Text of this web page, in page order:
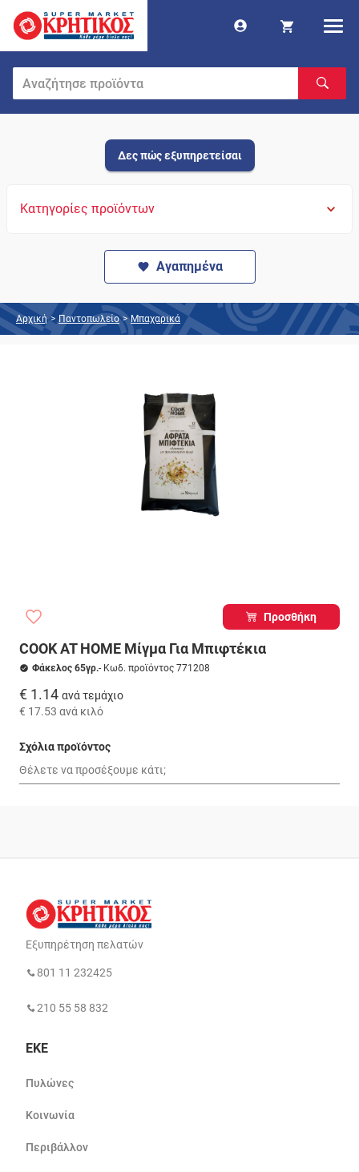
Δες πώς εξυπηρετείσαι
Κατηγορίες προϊόντων
Αγαπημένα
Αρχική > Παντοπωλείο > Μπαχαρικά
Προσθήκη
COOK AT HOME Μίγμα Για Μπιφτέκια
Φάκελος 65γρ.- Κωδ. προϊόντος 771208
€ 1.14 ανά τεμάχιο
€ 17.53 ανά κιλό
Σχόλια προϊόντος
Εξυπηρέτηση πελατών
801 11 232425
210 55 58 832
ΕΚΕ
Πυλώνες
Κοινωνία
Περιβάλλον